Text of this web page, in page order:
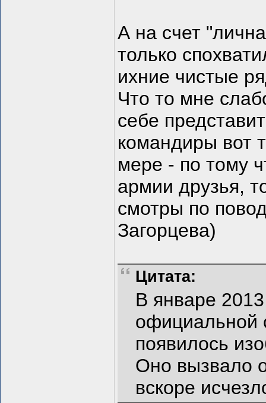
А на счет
только
ихние чистые
Что то мне
себе
командиры вот
мере - по тому
армии друзья,
смотры по
Загорцева)
Цитата:
В январе
официальной
появилось
Оно вызвало
вскоре